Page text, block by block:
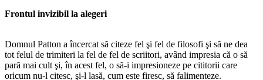
Frontul invizibil la alegeri
Domnul Patton a încercat să citeze fel şi fel de filosofi şi să ne dea
tot felul de trimiteri la fel de fel de scriitori, având impresia că o să
pară mai cult şi, în acest fel, o să-i impresioneze pe cititorii care
oricum nu-l citesc, şi-l lasă, cum este firesc, să falimenteze.